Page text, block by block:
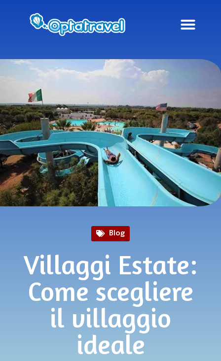
Blog
Villaggi Estate:
Come scegliere
il villaggio
ideale